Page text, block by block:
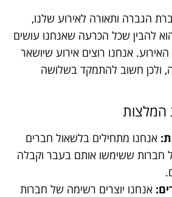
הגברה ותאורה לאירוע שלנו,
להבין שכל הכרעה שאנחנו עושים
אנחנו רוצים אירוע שיושאר
ולכן חשוב להתמקד בשלושה
המלצות
אנחנו מתחילים בלשאול חברים
חברות ששימשו אותם בעבר וקבלה
אנחנו יוצרים רשימה של חברות